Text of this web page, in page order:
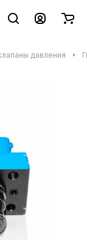
давления